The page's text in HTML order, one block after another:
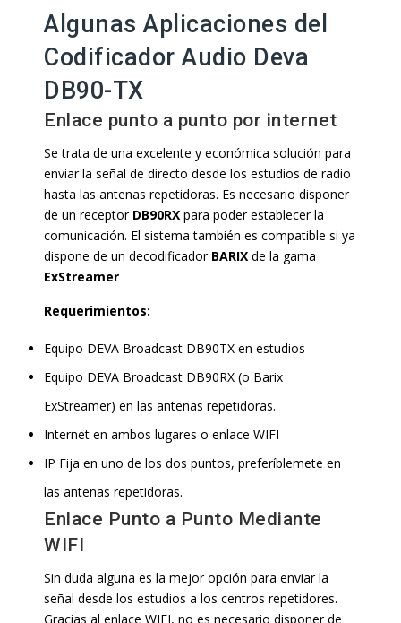
Algunas Aplicaciones del
Codificador Audio Deva
DB90-TX
Enlace punto a punto por internet
Se trata de una excelente y económica solución para
enviar la señal de directo desde los estudios de radio
hasta las antenas repetidoras. Es necesario disponer
de un receptor DB90RX para poder establecer la
comunicación. El sistema también es compatible si ya
dispone de un decodificador BARIX de la gama
ExStreamer
Requerimientos:
Equipo DEVA Broadcast DB90TX en estudios
Equipo DEVA Broadcast DB90RX (o Barix
ExStreamer) en las antenas repetidoras.
Internet en ambos lugares o enlace WIFI
IP Fija en uno de los dos puntos, preferíblemete en
las antenas repetidoras.
Enlace Punto a Punto Mediante
WIFI
Sin duda alguna es la mejor opción para enviar la
señal desde los estudios a los centros repetidores.
Gracias al enlace WIFI, no es necesario disponer de